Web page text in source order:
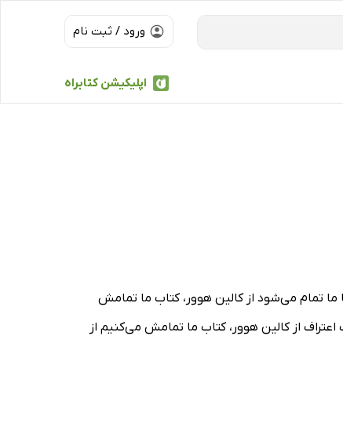
ورود / ثبت نام
اپلیکیشن کتابراه
ما تمام می‌شود از کالین هوور، کتاب ما تمامش
اعتراف از کالین هوور، کتاب ما تمامش می‌کنیم از